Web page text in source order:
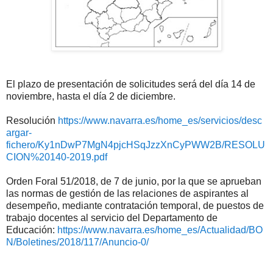
El plazo de presentación de solicitudes será del día 14 de
noviembre, hasta el día 2 de diciembre.
Resolución https://www.navarra.es/home_es/servicios/desc
argar-
fichero/Ky1nDwP7MgN4pjcHSqJzzXnCyPWW2B/RESOLU
CION%20140-2019.pdf
Orden Foral 51/2018, de 7 de junio, por la que se aprueban
las normas de gestión de las relaciones de aspirantes al
desempeño, mediante contratación temporal, de puestos de
trabajo docentes al servicio del Departamento de
Educación: https://www.navarra.es/home_es/Actualidad/BO
N/Boletines/2018/117/Anuncio-0/